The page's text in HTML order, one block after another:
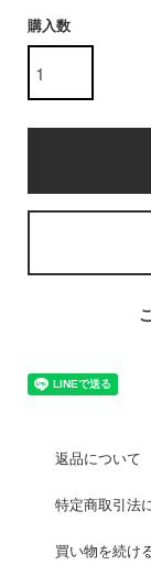
購入数
返品について
特定商取引法
買い物を続け